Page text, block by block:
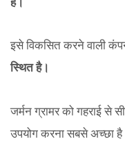
इसे विकसित करने वाली
स्थित है।
जर्मन ग्रामर को गहराई से
उपयोग करना सबसे अच्छा